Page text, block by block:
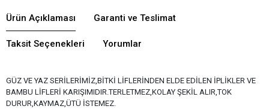
Ürün Açıklaması Garanti ve Teslimat
Taksit Seçenekleri Yorumlar
GÜZ VE YAZ SERİLERİMİZ,BİTKİ LİFLERİNDEN ELDE EDİLEN İPLİKLER VE
BAMBU LİFLERİ KARIŞIMIDIR.TERLETMEZ,KOLAY ŞEKİL ALIR,TOK
DURUR,KAYMAZ,ÜTÜ İSTEMEZ.